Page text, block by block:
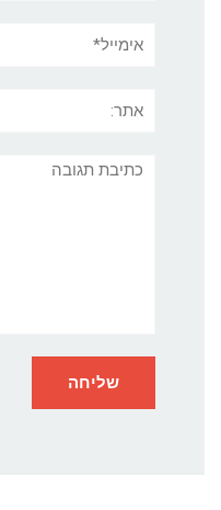
תגובה